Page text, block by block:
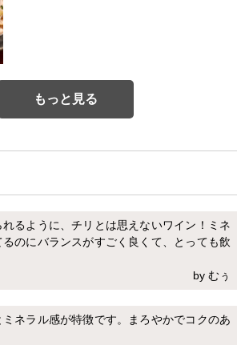
もっと見る
るように、チリとは思えないワイン！ミネ
のにバランスがすごく良くて、とっても飲
by むぅ
ネラル感が特徴です。まろやかでコクのあ